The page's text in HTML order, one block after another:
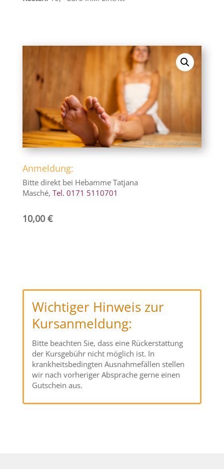
Anmeldung:
Bitte direkt bei Hebamme Tatjana
Masché, Tel. 0171 5110701
10,00 €
Wichtiger Hinweis zur
Kursanmeldung:
Bitte beachten Sie, dass eine Rückerstattung
der Kursgebühr nicht möglich ist. In
krankheitsbedingten Ausnahmefällen stellen
wir nach vorheriger Absprache gerne einen
Gutschein aus.